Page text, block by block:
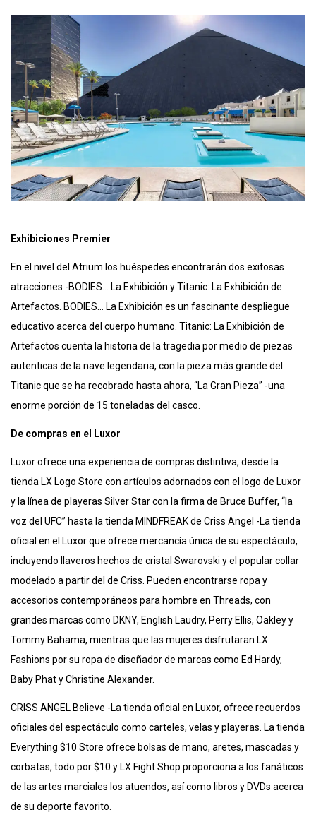
Exhibiciones Premier
En el nivel del Atrium los huéspedes encontrarán dos exitosas
atracciones -BODIES… La Exhibición y Titanic: La Exhibición de
Artefactos. BODIES… La Exhibición es un fascinante despliegue
educativo acerca del cuerpo humano. Titanic: La Exhibición de
Artefactos cuenta la historia de la tragedia por medio de piezas
autenticas de la nave legendaria, con la pieza más grande del
Titanic que se ha recobrado hasta ahora, “La Gran Pieza” -una
enorme porción de 15 toneladas del casco.
De compras en el Luxor
Luxor ofrece una experiencia de compras distintiva, desde la
tienda LX Logo Store con artículos adornados con el logo de Luxor
y la línea de playeras Silver Star con la firma de Bruce Buffer, “la
voz del UFC” hasta la tienda MINDFREAK de Criss Angel -La tienda
oficial en el Luxor que ofrece mercancía única de su espectáculo,
incluyendo llaveros hechos de cristal Swarovski y el popular collar
modelado a partir del de Criss. Pueden encontrarse ropa y
accesorios contemporáneos para hombre en Threads, con
grandes marcas como DKNY, English Laudry, Perry Ellis, Oakley y
Tommy Bahama, mientras que las mujeres disfrutaran LX
Fashions por su ropa de diseñador de marcas como Ed Hardy,
Baby Phat y Christine Alexander.
CRISS ANGEL Believe -La tienda oficial en Luxor, ofrece recuerdos
oficiales del espectáculo como carteles, velas y playeras. La tienda
Everything $10 Store ofrece bolsas de mano, aretes, mascadas y
corbatas, todo por $10 y LX Fight Shop proporciona a los fanáticos
de las artes marciales los atuendos, así como libros y DVDs acerca
de su deporte favorito.